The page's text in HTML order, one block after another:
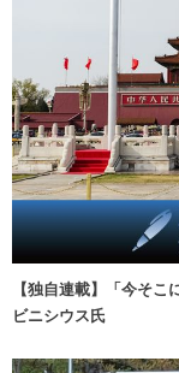
【独自連載】「今そ
ビニシウス氏